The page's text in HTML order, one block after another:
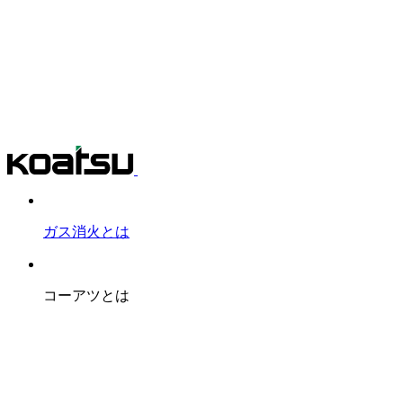
ガス消火とは
コーアツとは